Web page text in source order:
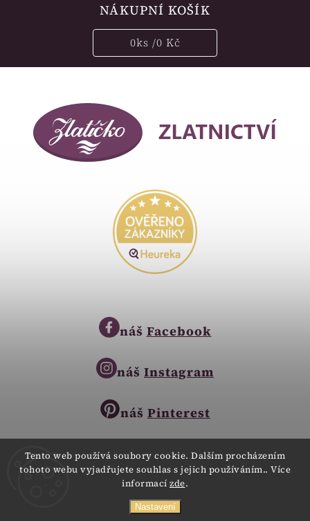
Tento web používá soubory cookie. Dalším procházením
tohoto webu vyjadřujete souhlas s jejich používáním.. Více
informací zde.
Nastavení
obchod@zlatnictvi-zlaticko.cz
NÁKUPNÍ KOŠÍK
0ks /0 Kč
náš Facebook
náš Instagram
náš Pinterest
Copyright © 2023
Všechna práva vyhrazena.